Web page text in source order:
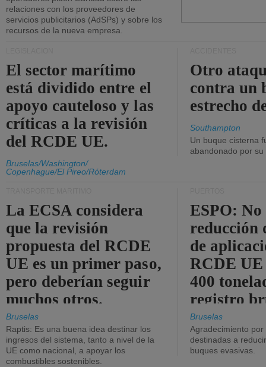
relaciones con los proveedores de
servicios publicitarios (AdSPs) y sobre los
recursos de la nueva empresa.
El sector marítimo
está dividido entre el
apoyo cauteloso y las
críticas a la revisión
del RCDE UE.
Bruselas/Washington/
Copenhague/El Pireo/Róterdam
Otro
contra un
estrecho
Southampton
Un buque cisterna
abandonado por su
La ECSA considera
que la revisión
propuesta del RCDE
UE es un primer paso,
pero deberían seguir
muchos otros.
Bruselas
Raptis: Es una buena idea destinar los
ingresos del sistema, tanto a nivel de la
UE como nacional, a apoyar los
combustibles sostenibles.
ESPO: No
reducción
de
RCDE UE
400
registro
Bruselas
Agradecimiento
destinadas a
buques evasivas.